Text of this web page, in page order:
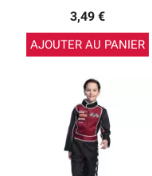
3,49 €
AJOUTER AU PANIER